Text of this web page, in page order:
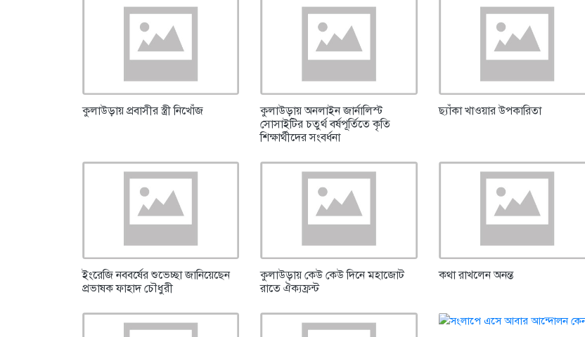
কুলাউড়ায় প্রবাসীর স্ত্রী নিখোঁজ
কুলাউড়ায় অনলাইন জার্নালিস্ট
সোসাইটির চতুর্থ বর্ষপূর্তিতে কৃতি
শিক্ষার্থীদের সংবর্ধনা
ছ্যাঁকা খাওয়ার উপকারিতা
ইংরেজি নববর্ষের শুভেচ্ছা জানিয়েছেন
প্রভাষক ফাহাদ চৌধুরী
কুলাউড়ায় কেউ কেউ দিনে মহাজোট
রাতে ঐক্যফ্রন্ট
কথা রাখলেন অনন্ত